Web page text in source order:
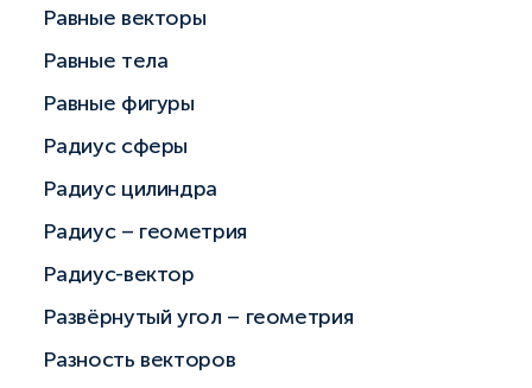
Равные векторы
Равные тела
Равные фигуры
Радиус сферы
Радиус цилиндра
Радиус – геометрия
Радиус-вектор
Развёрнутый угол – геометрия
Разность векторов